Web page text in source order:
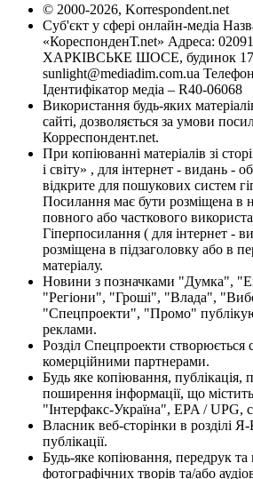
© 2000-2026, Korrespondent.net
Суб'єкт у сфері онлайн-медіа
«КореспонденТ.net» Адреса:
ХАРКІВСЬКЕ ШОСЕ, будинок
sunlight@mediadim.com.ua
Ідентифікатор медіа – R40-06068
Використання будь-яких
сайті, дозволяється за умови
Корреспондент.net.
При копіюванні матеріалів зі
і світу» , для інтернет - видань -
відкрите для пошукових систем
Посилання має бути розміщена в
повного або часткового
Гіперпосилання ( для інтернет -
розміщена в підзаголовку або в
матеріалу.
Новини з позначками "Думка",
"Регіони", "Гроші", "Влада",
"Спецпроекти", "Промо"
реклами.
Розділ Спецпроекти створюється
комерційними партнерами.
Будь яке копіювання, публікація,
поширення інформації, що
"Інтерфакс-Україна", EPA / UPG,
Власник веб-сторінки в розділі
публікації.
Будь-яке копіювання, передрук та
фотографічних творів та/або